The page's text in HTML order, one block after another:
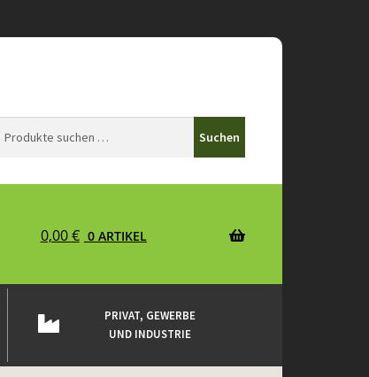
Suchen
0,00€ 0 ARTIKEL
PRIVAT, GEWERBE
UND INDUSTRIE